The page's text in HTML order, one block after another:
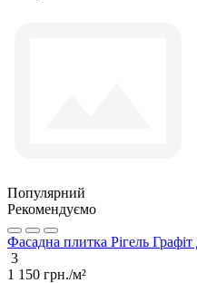
Популярний
Рекомендуємо
Фасадна плитка Рігель
3
1 150 грн./м²